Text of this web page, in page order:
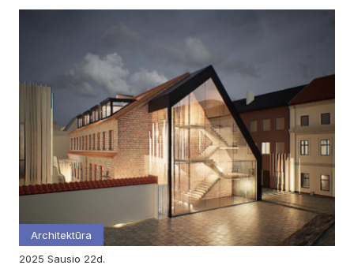
Architektūra
2025
sausio 22d.